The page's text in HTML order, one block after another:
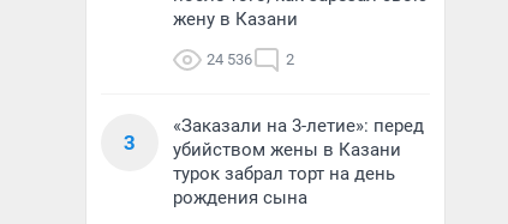
жену в Казани
24 536 2
3
«Заказали на 3-летие»: перед
убийством жены в Казани
турок забрал торт на день
рождения сына